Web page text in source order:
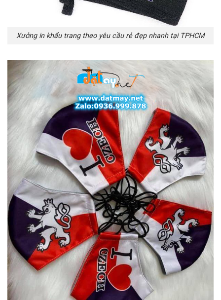
Xưởng in khẩu trang theo yêu cầu rẻ đẹp nhanh tại TPHCM